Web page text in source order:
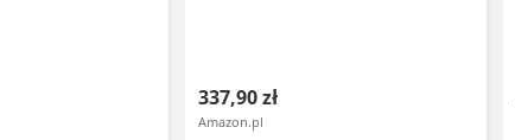
337,90 zł
Amazon.pl